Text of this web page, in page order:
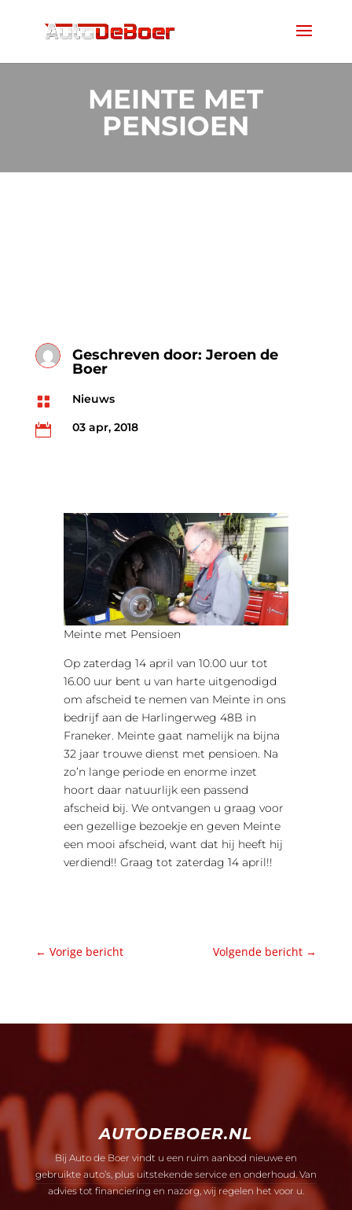
MEINTE MET
PENSIOEN
Geschreven door: Jeroen de
Boer
 Nieuws
 03 apr, 2018
Meinte met Pensioen
Op zaterdag 14 april van 10.00 uur tot
16.00 uur bent u van harte uitgenodigd
om afscheid te nemen van Meinte in ons
bedrijf aan de Harlingerweg 48B in
Franeker. Meinte gaat namelijk na bijna
32 jaar trouwe dienst met pensioen. Na
zo’n lange periode en enorme inzet
hoort daar natuurlijk een passend
afscheid bij. We ontvangen u graag voor
een gezellige bezoekje en geven Meinte
een mooi afscheid, want dat hij heeft hij
verdiend!! Graag tot zaterdag 14 april!!
← Vorige bericht Volgende bericht →
AUTODEBOER.NL
Bij Auto de Boer vindt u een ruim aanbod nieuwe en
gebruikte auto’s, plus uitstekende service en onderhoud. Van
advies tot financiering en nazorg, wij regelen het voor u.